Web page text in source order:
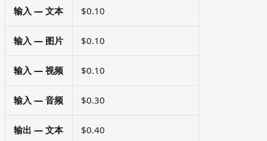
输入 — 文本 $0.10
输入 — 图片 $0.10
输入 — 视频 $0.10
输入 — 音频 $0.30
输出 — 文本 $0.40